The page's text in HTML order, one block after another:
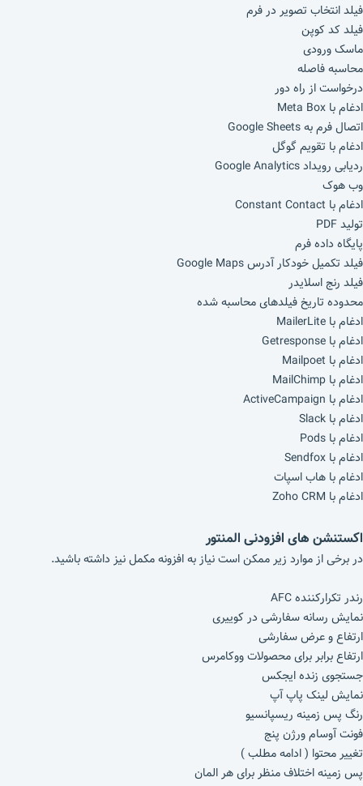
فیلد انتخاب تصویر در فرم
فیلد کد کوپن
ماسک ورودی
محاسبه فاصله
درخواست از راه دور
ادغام با Meta Box
اتصال فرم به Google Sheets
ادغام با تقویم گوگل
ردیابی رویداد Google Analytics
وب هوک
ادغام با Constant Contact
تولید PDF
پایگاه داده فرم
فیلد تکمیل خودکار آدرس Google Maps
فیلد رنج اسلایدر
محدوده تاریخ فیلدهای محاسبه شده
ادغام با MailerLite
ادغام با Getresponse
ادغام با Mailpoet
ادغام با MailChimp
ادغام با ActiveCampaign
ادغام با Slack
ادغام با Pods
ادغام با Sendfox
ادغام با هاب اسپات
ادغام با Zoho CRM
اکستنشن های افزودنی المنتور
در برخی از موارد زیر ممکن است نیاز به افزونه مکمل نیز داشته باشید.
رندر تکرارکننده AFC
نمایش رسانه سفارشی در کوییری
ارتفاع و عرض سفارشی
ارتفاع برابر برای محصولات ووکامرس
جستجوی زنده ایجکس
نمایش لینک پاپ آپ
رنگ پس زمینه ریسپانسیو
فونت آوسام ورژن پنج
تغییر محتوا ( ادامه مطلب )
پس زمینه اختلاف منظر برای هر المان